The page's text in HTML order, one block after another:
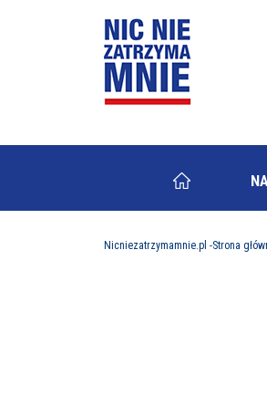
Nicniezatrzymamnie.pl -Strona